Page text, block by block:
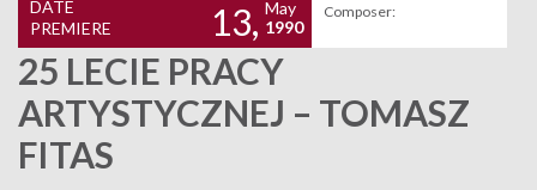
DATE
PREMIERE
13, May
1990
Composer:
25 LECIE PRACY
ARTYSTYCZNEJ – TOMASZ
FITAS